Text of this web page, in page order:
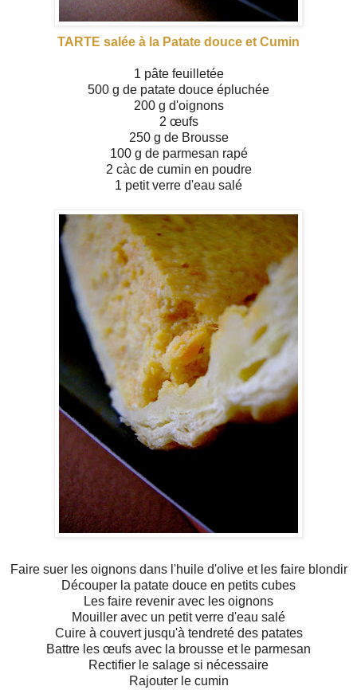
TARTE salée à la Patate douce et Cumin
1 pâte feuilletée
500 g de patate douce épluchée
200 g d'oignons
2 œufs
250 g de Brousse
100 g de parmesan rapé
2 càc de cumin en poudre
1 petit verre d'eau salé
Faire suer les oignons dans l'huile d'olive et les faire blondir
Découper la patate douce en petits cubes
Les faire revenir avec les oignons
Mouiller avec un petit verre d'eau salé
Cuire à couvert jusqu'à tendreté des patates
Battre les œufs avec la brousse et le parmesan
Rectifier le salage si nécessaire
Rajouter le cumin